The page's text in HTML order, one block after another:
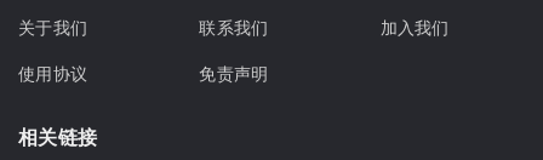
关于我们 联系我们
加入我们
使用协议
免责声明
相关链接